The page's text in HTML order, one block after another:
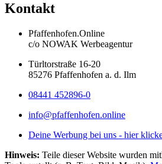
Kontakt
Pfaffenhofen.Online
c/o NOWAK Werbeagentur
Türltorstraße 16-20
85276 Pfaffenhofen a. d. Ilm
08441 452896-0
info@pfaffenhofen.online
Deine Werbung bei uns - hier
Hinweis: Teile dieser Website wurden